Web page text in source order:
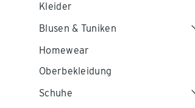
Kleider
Blusen & Tuniken
Homewear
Oberbekleidung
Schuhe